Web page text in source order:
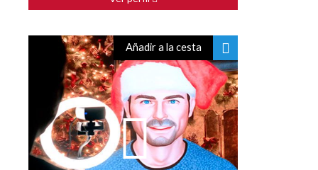
Añadir a la cesta